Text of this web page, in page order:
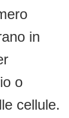
in
o
cellule.